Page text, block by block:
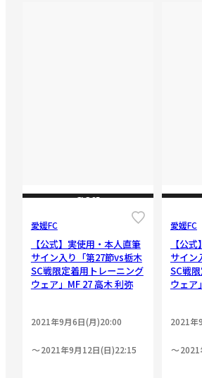
CLOSE
愛媛FC
【公式】実使用・本人直筆
サイン入り「第27節vs栃木
SC戦限定着用トレーニング
ウェア」MF 27 高木 利弥
2021年9月6日(月)20:00
2021年9月12日(日)22:15
愛媛FC
【公
サイン
SC戦
ウェア
2021年